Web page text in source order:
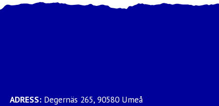
ADRESS: Degernäs 265, 90580 Umeå